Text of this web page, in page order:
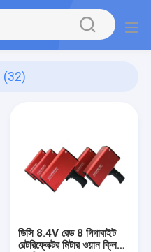
(32)
ডিসি 8.4V রেড 8 গিগাবাইট
রেটরিফ্লেক্টর মিটার ওয়ান ক্লিক